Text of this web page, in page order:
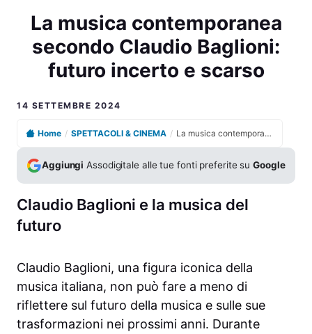
La musica contemporanea
secondo Claudio Baglioni:
futuro incerto e scarso
14 SETTEMBRE 2024
Home / SPETTACOLI & CINEMA / La musica contemporanea secondo Claudio Baglioni: futuro incerto e scarso
Aggiungi Assodigitale alle tue fonti preferite suGoogle
Claudio Baglioni e la musica del
futuro
Claudio Baglioni, una figura iconica della
musica italiana, non può fare a meno di
riflettere sul futuro della musica e sulle sue
trasformazioni nei prossimi anni. Durante